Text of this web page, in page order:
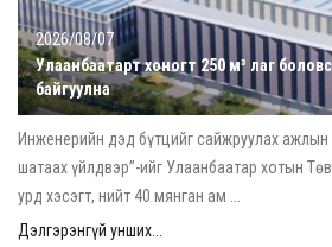
2026/08/07
Улаанбаатарт хоногт 250 м³ лаг
байгуулна
Инженерийн дэд бүтцийг сайжруулах ажлын
шатаах үйлдвэр”-ийг Улаанбаатар хотын
урд хэсэгт, нийт 40 мянган ам ...
Дэлгэрэнгүй унших...